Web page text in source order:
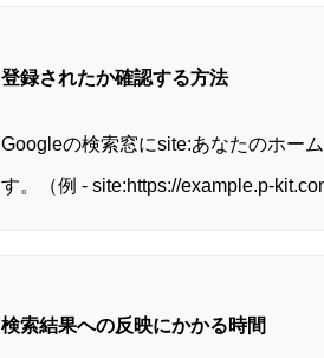
登録されたか確認する方法
Googleの検索窓にsite:あなたのホー
す。（例 - site:https://example.p-
検索結果への反映にかかる時間